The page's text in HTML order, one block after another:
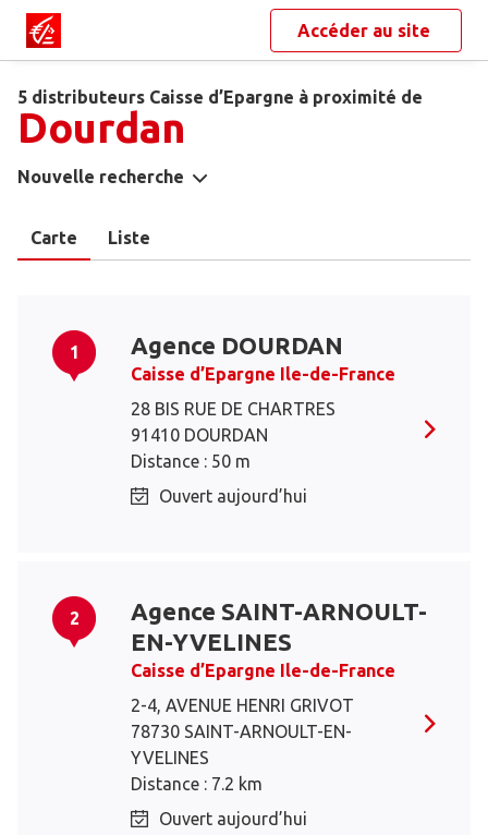
Accéder au site
5 distributeurs Caisse d’Epargne à proximité de
Dourdan
Nouvelle recherche
Carte Liste
1 Agence DOURDAN
Caisse d’Epargne Ile-de-France
28 BIS RUE DE CHARTRES
91410 DOURDAN
Distance : 50 m
Ouvert aujourd’hui
2
Agence SAINT-ARNOULT-
EN-YVELINES
Caisse d’Epargne Ile-de-France
2-4, AVENUE HENRI GRIVOT
78730 SAINT-ARNOULT-EN-
YVELINES
Distance : 7.2 km
Ouvert aujourd’hui